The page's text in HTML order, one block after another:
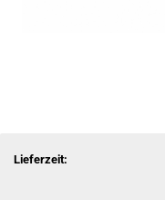
Lieferzeit: